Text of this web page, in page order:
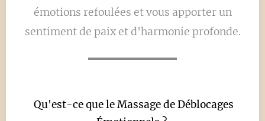
émotions refoulées et vous apporter un
sentiment de paix et d'harmonie profonde.
Qu'est-ce que le Massage de Déblocages